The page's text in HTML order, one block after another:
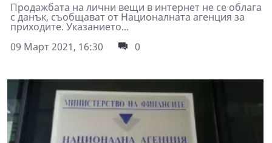
Продажбата на лични вещи в интернет не се облага
с данък, съобщават от Националната агенция за
приходите. Указанието...
09 Март 2021, 16:30
0